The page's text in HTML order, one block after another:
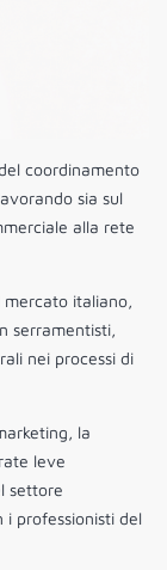
coordinamento
sia sul
alla rete
italiano,
serramentisti,
nei processi di
la
leve
settore
i professionisti del